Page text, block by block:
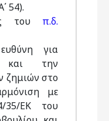
54).
του π.δ.
ευθύνη για
και την
ζημιών στο
με
35/ΕΚ του